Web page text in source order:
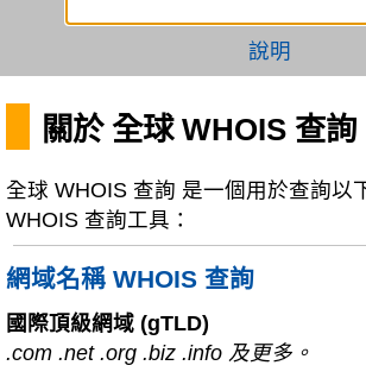
說明
關於 全球 WHOIS 查詢
全球 WHOIS 查詢 是一個用於查詢以
WHOIS 查詢工具：
網域名稱 WHOIS 查詢
國際頂級網域 (gTLD)
.com .net .org .biz .info 及更多。